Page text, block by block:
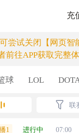
充
尝试关闭【网页智
前往APP获取完整
球 LOL
联
1 进行中 07:00